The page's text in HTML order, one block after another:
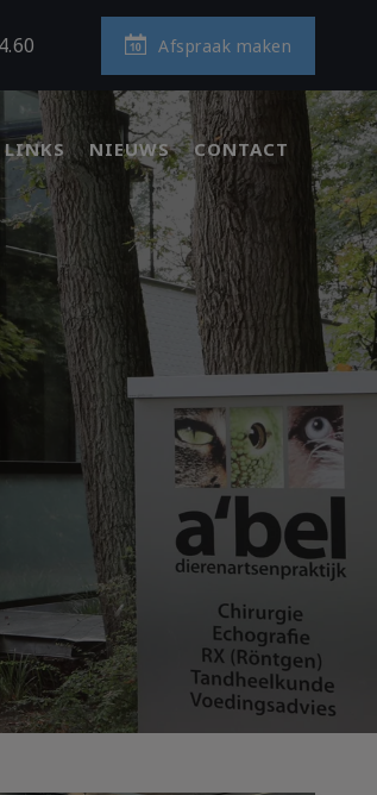
Afspraak maken
LINKS NIEUWS CONTACT